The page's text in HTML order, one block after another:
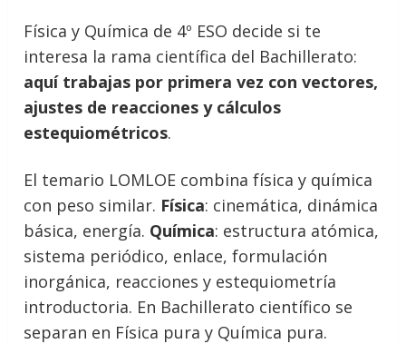
Física y Química de 4º ESO decide si te
interesa la rama científica del Bachillerato:
aquí trabajas por primera vez con vectores,
ajustes de reacciones y cálculos
estequiométricos.
El temario LOMLOE combina física y química
con peso similar. Física: cinemática, dinámica
básica, energía. Química: estructura atómica,
sistema periódico, enlace, formulación
inorgánica, reacciones y estequiometría
introductoria. En Bachillerato científico se
separan en Física pura y Química pura.